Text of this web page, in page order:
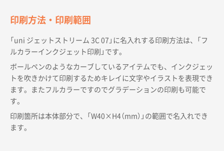
印刷方法・印刷範囲
「uni ジェットストリーム 3C 07」に名入れする印刷方法は、「フ
ルカラーインクジェット印刷」です。
ボールペンのようなカーブしているアイテムでも、インクジェッ
トを吹きかけて印刷するためキレイに文字やイラストを表現でき
ます。またフルカラーですのでグラデーションの印刷も可能で
す。
印刷箇所は本体部分で、「W40×H4（mm）」の範囲で名入れでき
ます。